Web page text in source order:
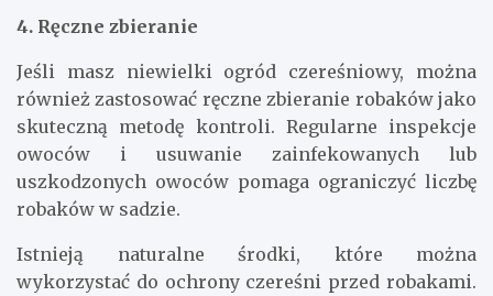
4. Ręczne zbieranie
Jeśli masz niewielki ogród czereśniowy, można
również zastosować ręczne zbieranie robaków jako
skuteczną metodę kontroli. Regularne inspekcje
owoców i usuwanie zainfekowanych lub
uszkodzonych owoców pomaga ograniczyć liczbę
robaków w sadzie.
Istnieją naturalne środki, które można
wykorzystać do ochrony czereśni przed robakami.